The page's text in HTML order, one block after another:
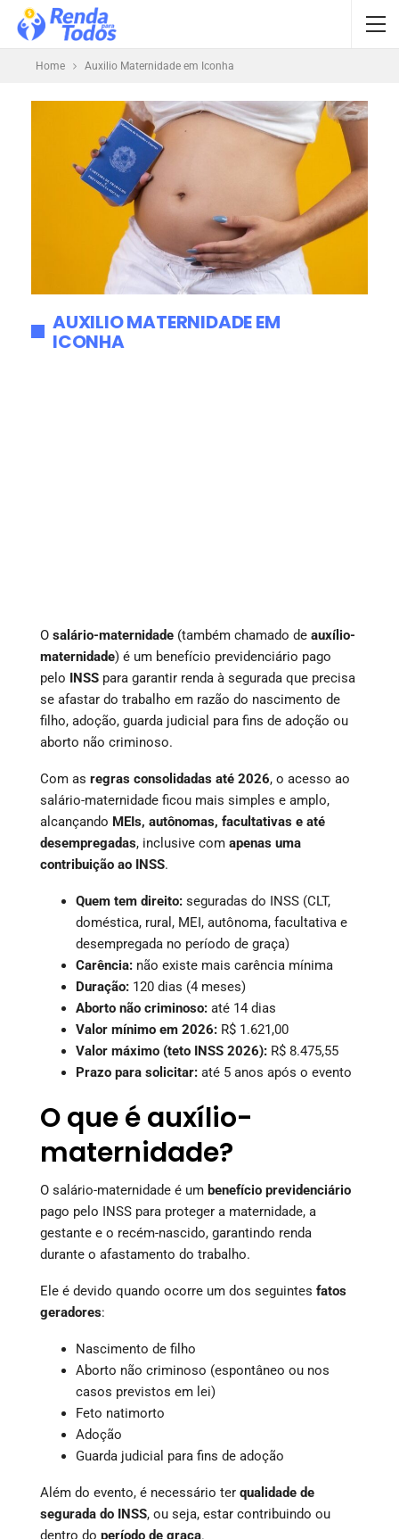
Home Auxilio Maternidade em Iconha
AUXILIO MATERNIDADE EM
ICONHA
O salário-maternidade (também chamado de auxílio-
maternidade) é um benefício previdenciário pago
pelo INSS para garantir renda à segurada que precisa
se afastar do trabalho em razão do nascimento de
filho, adoção, guarda judicial para fins de adoção ou
aborto não criminoso.
Com as regras consolidadas até 2026, o acesso ao
salário-maternidade ficou mais simples e amplo,
alcançando MEIs, autônomas, facultativas e até
desempregadas, inclusive com apenas uma
contribuição ao INSS.
Quem tem direito: seguradas do INSS (CLT,
doméstica, rural, MEI, autônoma, facultativa e
desempregada no período de graça)
Carência: não existe mais carência mínima
Duração: 120 dias (4 meses)
Aborto não criminoso: até 14 dias
Valor mínimo em 2026: R$ 1.621,00
Valor máximo (teto INSS 2026): R$ 8.475,55
Prazo para solicitar: até 5 anos após o evento
O que é auxílio-
maternidade?
O salário-maternidade é um benefício previdenciário
pago pelo INSS para proteger a maternidade, a
gestante e o recém-nascido, garantindo renda
durante o afastamento do trabalho.
Ele é devido quando ocorre um dos seguintes fatos
geradores:
Nascimento de filho
Aborto não criminoso (espontâneo ou nos
casos previstos em lei)
Feto natimorto
Adoção
Guarda judicial para fins de adoção
Além do evento, é necessário ter qualidade de
segurada do INSS, ou seja, estar contribuindo ou
dentro do período de graça.